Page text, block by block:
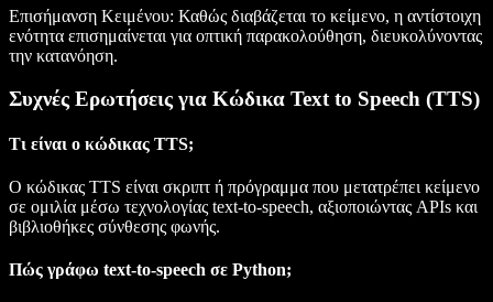
Επισήμανση Κειμένου: Καθώς διαβάζεται το κείμενο, η αντίστοιχη
ενότητα επισημαίνεται για οπτική παρακολούθηση, διευκολύνοντας
την κατανόηση.
Συχνές Ερωτήσεις για Κώδικα Text to Speech (TTS)
Τι είναι ο κώδικας TTS;
Ο κώδικας TTS είναι σκριπτ ή πρόγραμμα που μετατρέπει κείμενο
σε ομιλία μέσω τεχνολογίας text-to-speech, αξιοποιώντας APIs και
βιβλιοθήκες σύνθεσης φωνής.
Πώς γράφω text-to-speech σε Python;